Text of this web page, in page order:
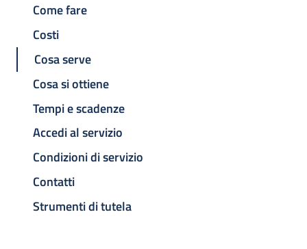
Come fare
Costi
Cosa serve
Cosa si ottiene
Tempi e scadenze
Accedi al servizio
Condizioni di servizio
Contatti
Strumenti di tutela